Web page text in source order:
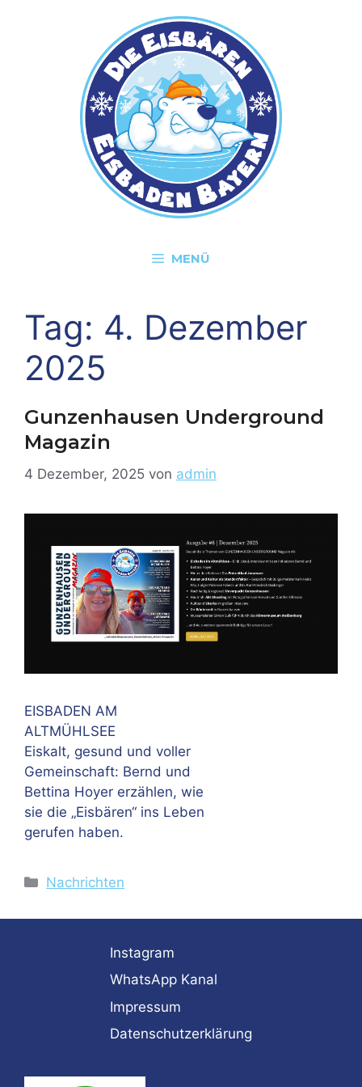
MENÜ
Tag: 4. Dezember
2025
Gunzenhausen Underground
Magazin
4 Dezember, 2025 von admin
EISBADEN AM
ALTMÜHLSEE
Eiskalt, gesund und voller
Gemeinschaft: Bernd und
Bettina Hoyer erzählen, wie
sie die „Eisbären“ ins Leben
gerufen haben.
Kategorien
Nachrichten
Instagram
WhatsApp Kanal
Impressum
Datenschutzerklärung